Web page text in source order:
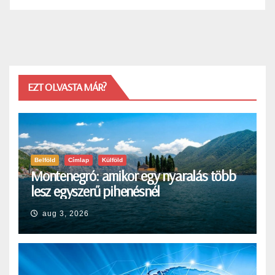
EZT OLVASTA MÁR?
Belföld Címlap Külföld
Montenegró: amikor egy nyaralás több
lesz egyszerű pihenésnél
aug 3, 2026